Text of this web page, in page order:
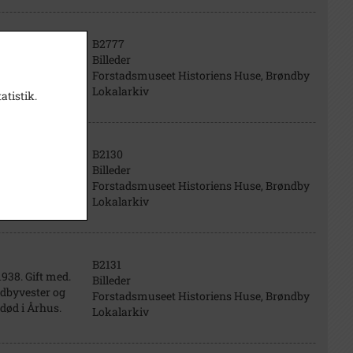
B2777
Billeder
Forstadsmuseet Historiens Huse, Brøndby
Lokalarkiv
Gift med.
B2130
Billeder
Forstadsmuseet Historiens Huse, Brøndby
Lokalarkiv
Gift med.
og
i Århus.
B2131
Billeder
Forstadsmuseet Historiens Huse, Brøndby
Lokalarkiv